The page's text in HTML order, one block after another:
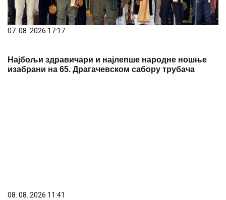
07. 08. 2026 17:17
Најбољи здравичари и најлепше народне ношње
изабрани на 65. Драгачевском сабору трубача
08. 08. 2026 11:41